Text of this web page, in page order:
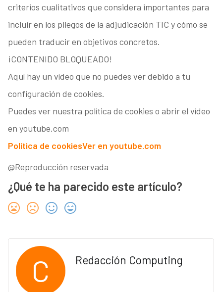
criterios cualitativos que considera importantes para
incluir en los pliegos de la adjudicación TIC y cómo se
pueden traducir en objetivos concretos.
¡CONTENIDO BLOQUEADO!
Aquí hay un vídeo que no puedes ver debido a tu
configuración de cookies.
Puedes ver nuestra política de cookies o abrir el vídeo
en youtube.com
Política de cookiesVer en youtube.com
@Reproducción reservada
¿Qué te ha parecido este artículo?
C Redacción Computing